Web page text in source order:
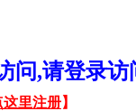
问,请登录
这里注册】